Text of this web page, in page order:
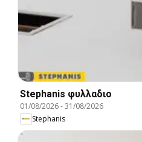
Stephanis φυλλαδιο
01/08/2026-31/08/2026
Stephanis